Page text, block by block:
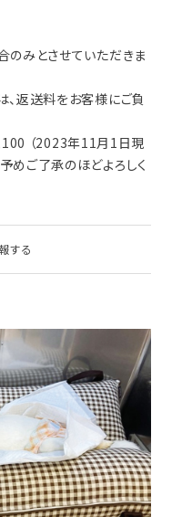
のみとさせていただきま
、返送料をお客様にご負
（2023年11月1日現
めご了承のほどよろしく
する